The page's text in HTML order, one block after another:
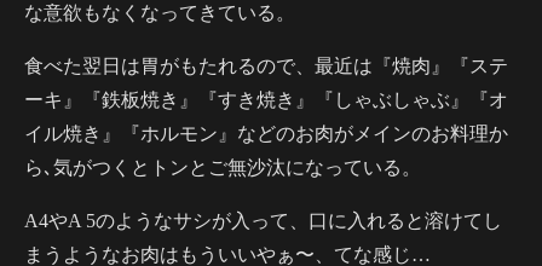
な意欲もなくなってきている。
食べた翌日は胃がもたれるので、最近は『焼肉』『ステ
ーキ』『鉄板焼き』『すき焼き』『しゃぶしゃぶ』『オ
イル焼き』『ホルモン』などのお肉がメインのお料理か
ら､気がつくとトンとご無沙汰になっている。
A4やA 5のようなサシが入って、口に入れると溶けてし
まうようなお肉はもういいやぁ〜、てな感じ…